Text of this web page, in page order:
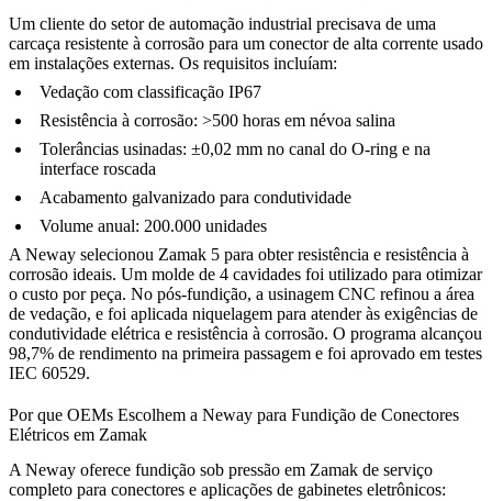
Um cliente do setor de automação industrial precisava de uma
carcaça resistente à corrosão para um conector de alta corrente usado
em instalações externas. Os requisitos incluíam:
Vedação com classificação IP67
Resistência à corrosão: >500 horas em névoa salina
Tolerâncias usinadas: ±0,02 mm no canal do O-ring e na
interface roscada
Acabamento galvanizado para condutividade
Volume anual: 200.000 unidades
A Neway selecionou Zamak 5 para obter resistência e resistência à
corrosão ideais. Um molde de 4 cavidades foi utilizado para otimizar
o custo por peça. No pós-fundição, a usinagem CNC refinou a área
de vedação, e foi aplicada niquelagem para atender às exigências de
condutividade elétrica e resistência à corrosão. O programa alcançou
98,7% de rendimento na primeira passagem e foi aprovado em testes
IEC 60529.
Por que OEMs Escolhem a Neway para Fundição de Conectores
Elétricos em Zamak
A Neway oferece fundição sob pressão em Zamak de serviço
completo para conectores e aplicações de gabinetes eletrônicos: